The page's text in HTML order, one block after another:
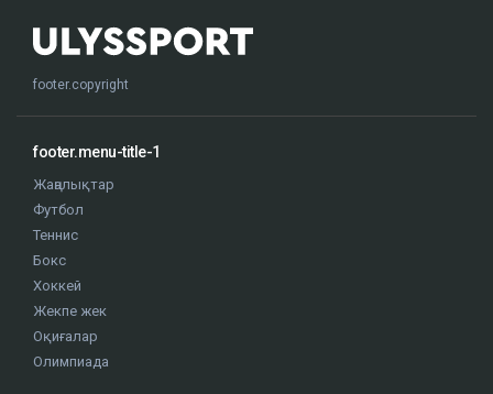
footer.copyright
footer.menu-title-1
Жаңалықтар
Футбол
Теннис
Бокс
Хоккей
Жекпе жек
Оқиғалар
Олимпиада